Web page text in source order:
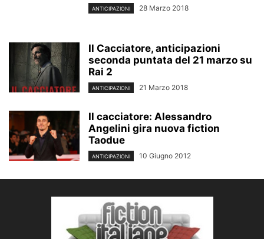
ANTICIPAZIONI 28 Marzo 2018
Il Cacciatore, anticipazioni
seconda puntata del 21 marzo su
Rai 2
ANTICIPAZIONI 21 Marzo 2018
Il cacciatore: Alessandro
Angelini gira nuova fiction
Taodue
ANTICIPAZIONI 10 Giugno 2012